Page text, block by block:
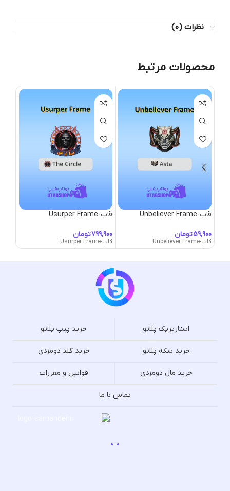
نظرات (0)
محصولات مرتبط
قاب-Unbeliever Frame
تومان
قاب-Unbeliever Frame
قاب-Usurper Frame
تومان
قاب-Usurper Frame
استارترپک پلاتو خرید پیپ پلاتو
خرید سکه پلاتو خرید گلد دومزدی
خرید مال دومزدی قوانین و مقررات
تماس با ما